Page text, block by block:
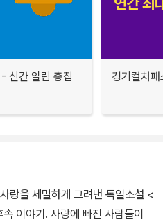
신간 알림 총집
경기컬처
랑을 세밀하게 그려낸 독일소설 <
이야기. 사랑에 빠진 사람들이